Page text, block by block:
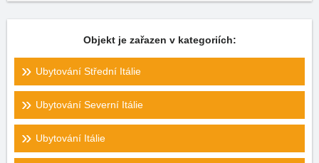
Objekt je zařazen v kategoriích:
Ubytování Střední Itálie
Ubytování Severní Itálie
Ubytování Itálie